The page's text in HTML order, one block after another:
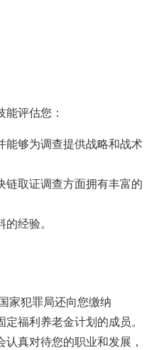
评估您：
能够为调查提供战略和战术
链取证调查方面拥有丰富的
经验。
家犯罪局还向您缴纳
福利养老金计划的成员。
真对待您的职业和发展，